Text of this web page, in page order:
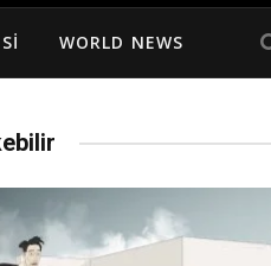
WORLD NEWS